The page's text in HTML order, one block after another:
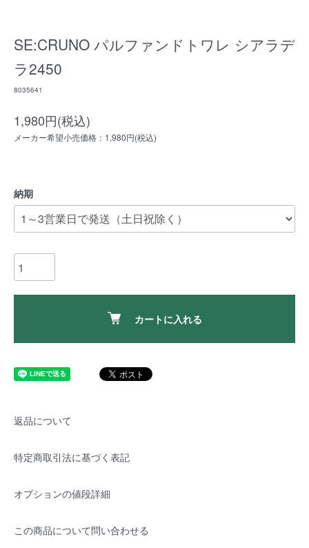
SE:CRUNO パルファンドトワレ シアラデ
ラ2450
8035641
1,980円(税込)
メーカー希望小売価格：1,980円(税込)
納期
カートに入れる
返品について
特定商取引法に基づく表記
オプションの値段詳細
この商品について問い合わせる